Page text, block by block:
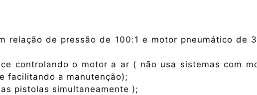
relação de pressão de 100:1 e motor pneumático de
controlando o motor a ar ( não usa sistemas com
facilitando a manutenção);
pistolas simultaneamente );